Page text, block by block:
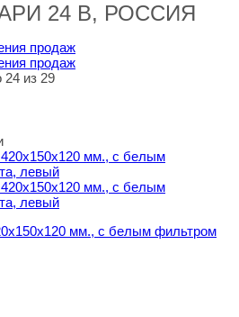
24 B, РОССИЯ
24 из 29
мм., с белым фильтром
мм., с белым фильтром